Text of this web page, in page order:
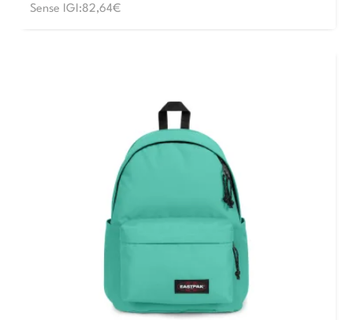
Sense IGI:82,64€